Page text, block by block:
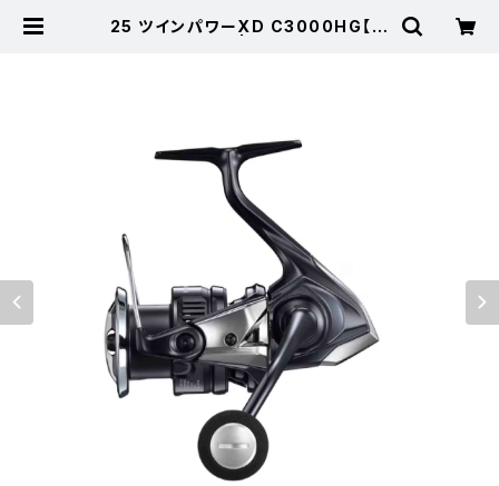
25 ツインパワーXD C3000HG【特